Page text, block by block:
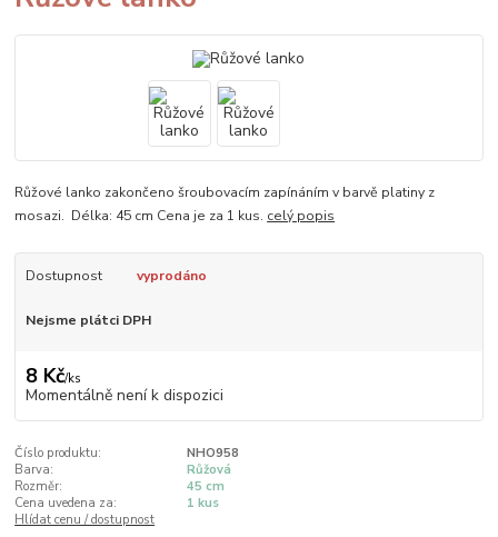
Růžové lanko zakončeno šroubovacím zapínáním v barvě platiny z
mosazi. Délka: 45 cm Cena je za 1 kus. celý popis
Dostupnost vyprodáno
Nejsme plátci DPH
8 Kč/ks
Momentálně není k dispozici
Číslo produktu:
NHO958
Barva:
Růžová
Rozměr:
45 cm
Cena uvedena za:
1 kus
Hlídat cenu / dostupnost